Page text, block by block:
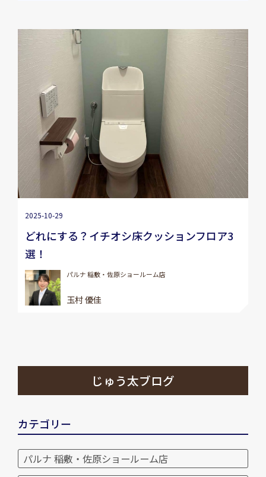
2025-10-29
どれにする？イチオシ床クッションフロア3
選！
パルナ 稲敷・佐原ショールーム店
玉村 優佳
じゅう太ブログ
カテゴリー
パルナ 稲敷・佐原ショールーム店